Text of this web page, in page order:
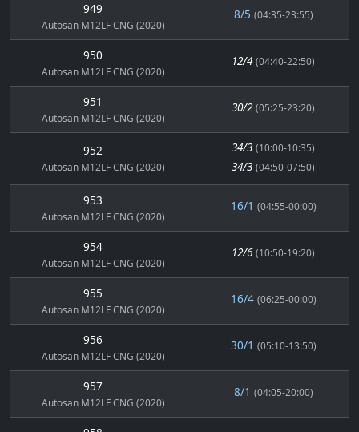
949
Autosan M12LF CNG (2020)
8/5 (04:35-23:55)
950
Autosan M12LF CNG (2020)
12/4 (04:40-22:50)
951
Autosan M12LF CNG (2020)
30/2 (05:25-23:20)
952
Autosan M12LF CNG (2020)
34/3 (10:00-10:35)
34/3 (04:50-07:50)
953
Autosan M12LF CNG (2020)
16/1 (04:55-00:00)
954
Autosan M12LF CNG (2020)
12/6 (10:50-19:20)
955
Autosan M12LF CNG (2020)
16/4 (06:25-00:00)
956
Autosan M12LF CNG (2020)
30/1 (05:10-13:50)
957
Autosan M12LF CNG (2020)
8/1 (04:05-20:00)